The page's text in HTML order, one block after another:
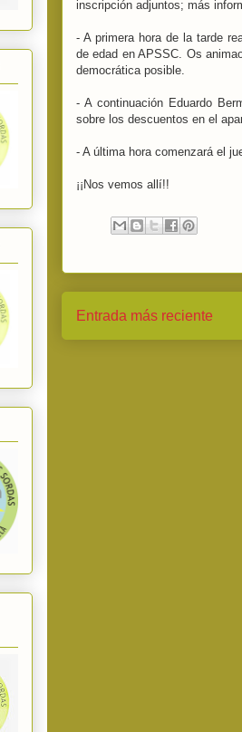
inscripción adjuntos; más
- A primera hora de la tarde
de edad en APSSC. Os
democrática posible.
- A continuación Eduardo
sobre los descuentos en el
- A última hora comenzará el
¡¡Nos vemos allí!!
Entrada más reciente